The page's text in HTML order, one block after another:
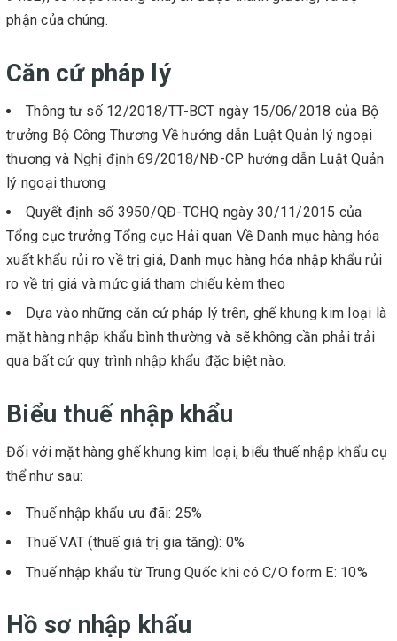
phận của chúng.
Căn cứ pháp lý
Thông tư số 12/2018/TT-BCT ngày 15/06/2018 của Bộ
trưởng Bộ Công Thương Về hướng dẫn Luật Quản lý ngoại
thương và Nghị định 69/2018/NĐ-CP hướng dẫn Luật Quản
lý ngoại thương
Quyết định số 3950/QĐ-TCHQ ngày 30/11/2015 của
Tổng cục trưởng Tổng cục Hải quan Về Danh mục hàng hóa
xuất khẩu rủi ro về trị giá, Danh mục hàng hóa nhập khẩu rủi
ro về trị giá và mức giá tham chiếu kèm theo
Dựa vào những căn cứ pháp lý trên, ghế khung kim loại là
mặt hàng nhập khẩu bình thường và sẽ không cần phải trải
qua bất cứ quy trình nhập khẩu đặc biệt nào.
Biểu thuế nhập khẩu
Đối với mặt hàng ghế khung kim loại, biểu thuế nhập khẩu cụ
thể như sau:
Thuế nhập khẩu ưu đãi: 25%
Thuế VAT (thuế giá trị gia tăng): 0%
Thuế nhập khẩu từ Trung Quốc khi có C/O form E: 10%
Hồ sơ nhập khẩu